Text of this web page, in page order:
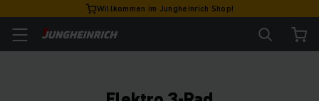
Willkommen im Jungheinrich Shop!